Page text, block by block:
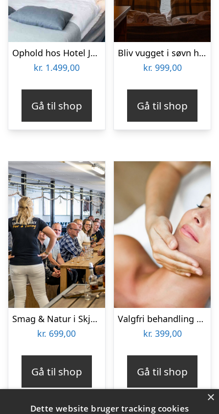
Ophold hos Hotel Juelsminde Strand
kr. 1.499,00
Gå til shop
Bliv vugget i søvn hos Boathouses for 2 personer
kr. 999,00
Gå til shop
Smag & Natur i Skjern Enge
kr. 699,00
Gå til shop
Valgfri behandling hos Lash Care
kr. 399,00
Gå til shop
×
Dette website bruger tracking cookies